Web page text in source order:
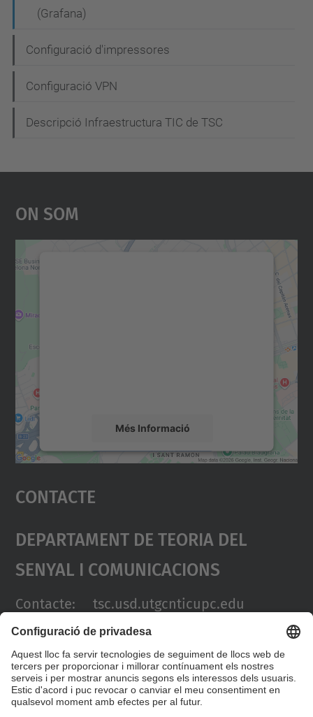
(Grafana)
Configuració d'impressores
Configuració VPN
Descripció Infraestructura TIC de TSC
On Som
Més Informació
Accepta
powered by
Contacte
Departament De Teoria Del
Senyal I Comunicacions
Contacte: tsc.usd.utgcnticupc.edu
Adreça:UPC Campus Nord.
C/Jordi Girona 1-3. Edificis D3-
D4-D5.
08034 Barcelona (SPAIN)
Telèfon: +34 934011068